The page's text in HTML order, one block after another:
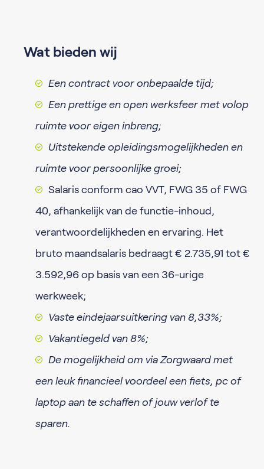
Wat bieden wij
Een contract voor onbepaalde tijd;
Een prettige en open werksfeer met volop
ruimte voor eigen inbreng;
Uitstekende opleidingsmogelijkheden en
ruimte voor persoonlijke groei;
Salaris conform cao VVT, FWG 35 of FWG
40, afhankelijk van de functie-inhoud,
verantwoordelijkheden en ervaring. Het
bruto maandsalaris bedraagt € 2.735,91 tot €
3.592,96 op basis van een 36-urige
werkweek;
Vaste eindejaarsuitkering van 8,33%;
Vakantiegeld van 8%;
De mogelijkheid om via Zorgwaard met
een leuk financieel voordeel een fiets, pc of
laptop aan te schaffen of jouw verlof te
sparen.